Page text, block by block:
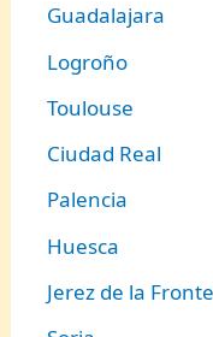
Guadalajara
Logroño
Toulouse
Ciudad Real
Palencia
Huesca
Jerez de la